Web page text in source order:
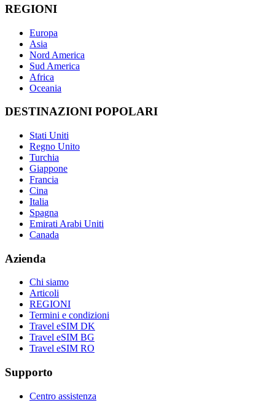
REGIONI
Europa
Asia
Nord America
Sud America
Africa
Oceania
DESTINAZIONI POPOLARI
Stati Uniti
Regno Unito
Turchia
Giappone
Francia
Cina
Italia
Spagna
Emirati Arabi Uniti
Canada
Azienda
Chi siamo
Articoli
REGIONI
Termini e condizioni
Travel eSIM DK
Travel eSIM BG
Travel eSIM RO
Supporto
Centro assistenza